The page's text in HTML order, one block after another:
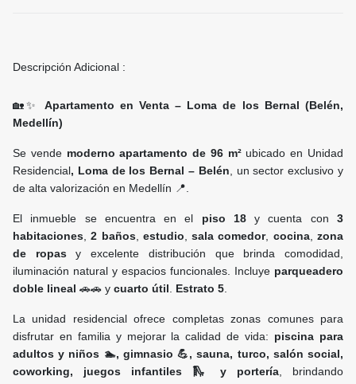
Descripción Adicional :
🏡✨ Apartamento en Venta – Loma de los Bernal (Belén,
Medellín)
Se vende moderno apartamento de 96 m²ubicado en Unidad
Residencial, Loma de los Bernal – Belén , un sector exclusivo y
de alta valorización en Medellín 📍.
El inmueble se encuentra en el piso 18y cuenta con3
habitaciones ,2 baños, estudio ,sala comedor, cocina,zona
de ropasy excelente distribución que brinda comodidad,
iluminación natural y espacios funcionales. Incluye parqueadero
doble lineal 🚗🚗 y cuarto útil Estrato 5
La unidad residencial ofrece completas zonas comunes para
disfrutar en familia y mejorar la calidad de vida: piscina para
adultos y niños 🏊, gimnasio 💪, sauna, turco, salón social,
coworking, juegos infantiles 🛝 y portería , brindando